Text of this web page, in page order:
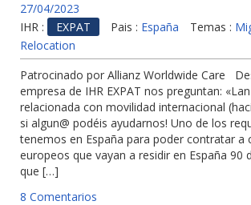
27/04/2023
IHR :
EXPAT Pais : España Temas :
Relocation
Patrocinado por Allianz Worldwide Care
empresa de IHR EXPAT nos preguntan:
relacionada con movilidad internacional
si algun@ podéis ayudarnos! Uno de los
tenemos en España para poder contratar a
europeos que vayan a residir en España 90
que […]
8 Comentarios